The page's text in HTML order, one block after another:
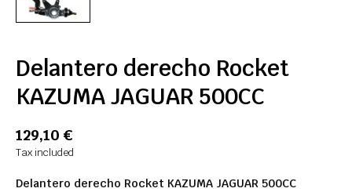
Delantero derecho Rocket
KAZUMA JAGUAR 500CC
129,10 €
Tax included
Delantero derecho Rocket KAZUMA JAGUAR 500CC